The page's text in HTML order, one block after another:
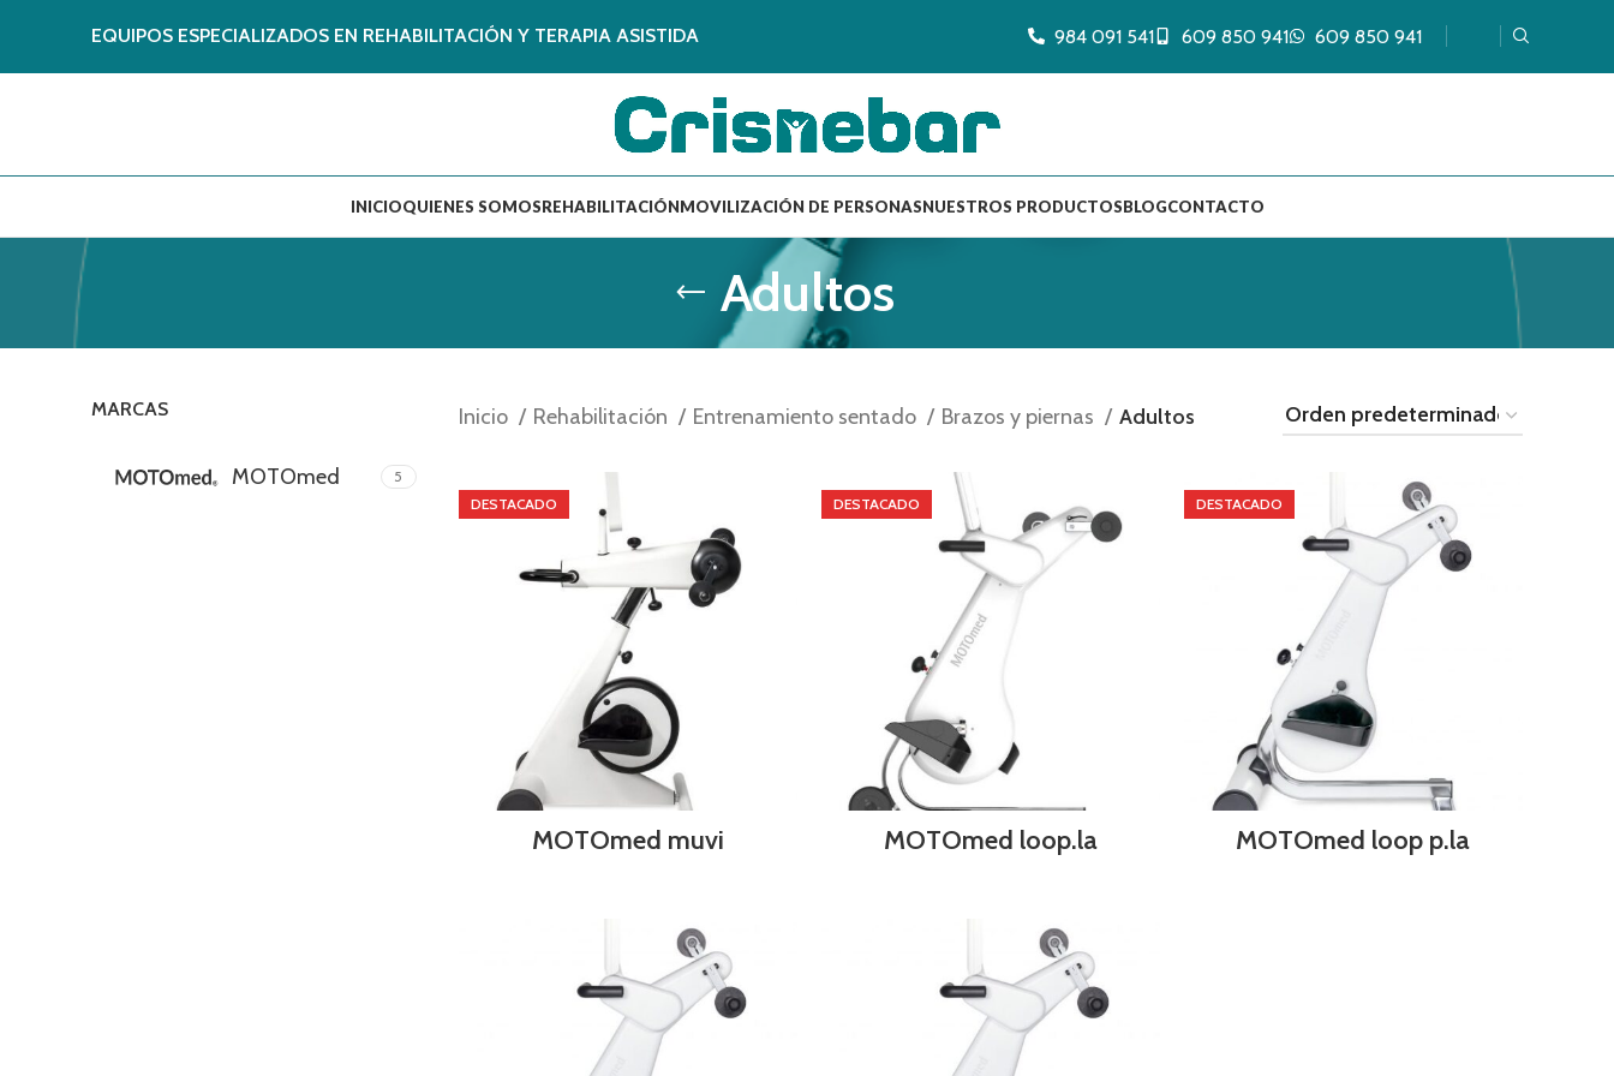
EQUIPOS ESPECIALIZADOS EN REHABILITACIÓN Y TERAPIA ASISTIDA 984 091 541 609 850 941 609 850 941
INICIOQUIENES SOMOSREHABILITACIÓNMOVILIZACIÓN DE PERSONASNUESTROS PRODUCTOSBLOGCONTACTO
Adultos
MARCAS
MOTOmed 5
Inicio Rehabilitación Entrenamiento sentado Brazos y piernas Adultos
DESTACADO
MOTOmed muvi
DESTACADO
MOTOmed loop.la
DESTACADO
MOTOmed loop p.la